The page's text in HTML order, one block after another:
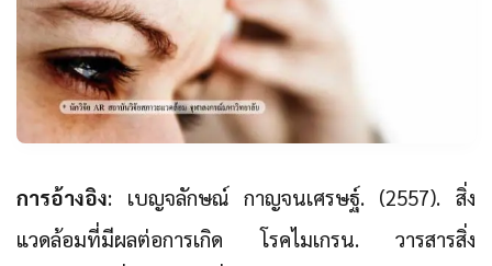
การอ้างอิง: เบญจลักษณ์ กาญจนเศรษฐ์. (2557). สิ่ง
แวดล้อมที่มีผลต่อการเกิด โรคไมเกรน. วารสารสิ่ง